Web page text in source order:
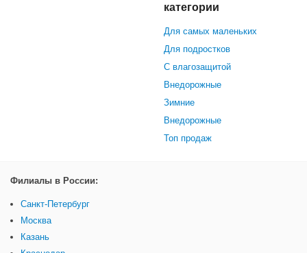
категории
Для самых маленьких
Для подростков
С влагозащитой
Внедорожные
Зимние
Внедорожные
Топ продаж
Филиалы в России:
Санкт-Петербург
Москва
Казань